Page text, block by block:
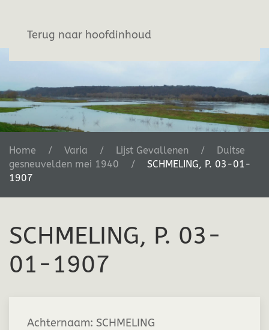
Terug naar hoofdinhoud
Home Varia Lijst Gevallenen
Duitse
gesneuvelden mei 1940
SCHMELING, P. 03-01-
1907
SCHMELING, P. 03-
01-1907
Achternaam: SCHMELING